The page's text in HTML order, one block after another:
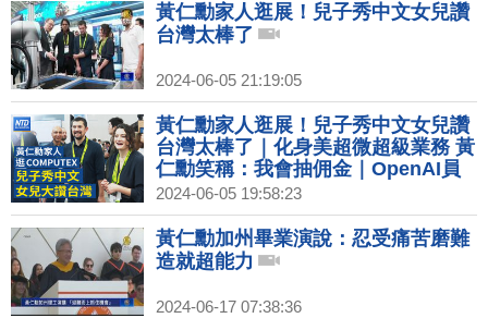
黃仁勳家人逛展！兒子秀中文女兒讚
台灣太棒了
2024-06-05 21:19:05
黃仁勳家人逛展！兒子秀中文女兒讚
台灣太棒了｜化身美超微超級業務 黃
仁勳笑稱：我會抽佣金｜OpenAI員
工公開信：AI缺乏監督 存嚴重風險
2024-06-05 19:58:23
黃仁勳加州畢業演說：忍受痛苦磨難
造就超能力
2024-06-17 07:38:36